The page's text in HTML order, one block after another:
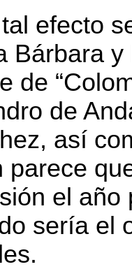
efecto
Bárbara
de
de
así
parece
el año
sería el